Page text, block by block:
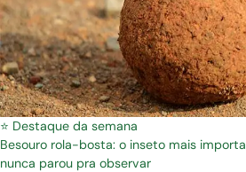
⭐ Destaque da semana
Besouro rola-bosta: o inseto mais
nunca parou pra observar